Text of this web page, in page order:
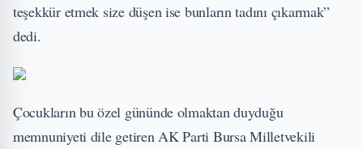
teşekkür etmek size düşen ise bunların tadını çıkarmak”
dedi.
Çocukların bu özel gününde olmaktan duyduğu
memnuniyeti dile getiren AK Parti Bursa Milletvekili